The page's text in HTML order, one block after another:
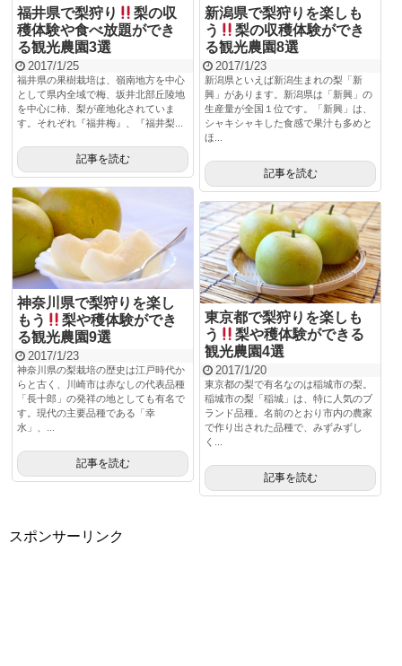
福井県で梨狩り
梨の収
穫体験や食べ放題ができ
る観光農園3選
2017/1/25
福井県の果樹栽培は、嶺南地方を中心
として県内全域で梅、坂井北部丘陵地
を中心に柿、梨が産地化されていま
す。それぞれ『福井梅』、『福井梨...
記事を読む
新潟県で梨狩りを楽しも
う
梨の収穫体験ができ
る観光農園8選
2017/1/23
新潟県といえば新潟生まれの梨「新
興」があります。新潟県は「新興」の
生産量が全国１位です。「新興」は、
シャキシャキした食感で果汁も多めと
ほ...
記事を読む
神奈川県で梨狩りを楽し
もう
梨や穫体験ができ
る観光農園9選
2017/1/23
神奈川県の梨栽培の歴史は江戸時代か
らと古く、川崎市は赤なしの代表品種
「長十郎」の発祥の地としても有名で
す。現代の主要品種である「幸
水」、...
記事を読む
東京都で梨狩りを楽しも
う
梨や穫体験ができる
観光農園4選
2017/1/20
東京都の梨で有名なのは稲城市の梨。
稲城市の梨「稲城」は、特に人気のブ
ランド品種。名前のとおり市内の農家
で作り出された品種で、みずみずし
く...
記事を読む
スポンサーリンク